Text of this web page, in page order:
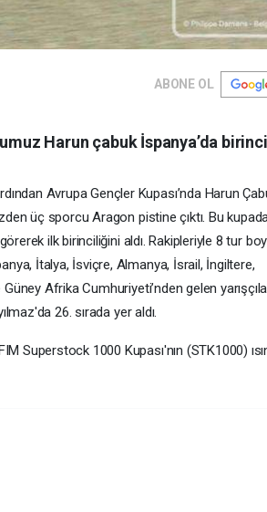
ABONE OL
Harun çabuk İspanya’da
Avrupa Gençler Kupası’nda Harun
üç sporcu Aragon pistine çıktı. Bu
ilk birinciliğini aldı. Rakipleriyle 8 tur
İtalya, İsviçre, Almanya, İsrail, İngiltere,
Afrika Cumhuriyeti’nden gelen
26. sırada yer aldı.
Superstock 1000 Kupası'nın (STK1000)